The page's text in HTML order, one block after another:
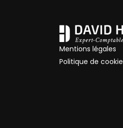
Mentions légales
Politique de cookie